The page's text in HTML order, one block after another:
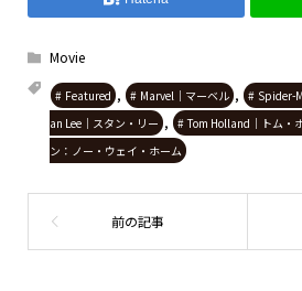
Movie
Featured , Marvel｜マーベル , Spider-
an Lee｜スタン・リー , Tom Holland｜トム・
ン：ノー・ウェイ・ホーム